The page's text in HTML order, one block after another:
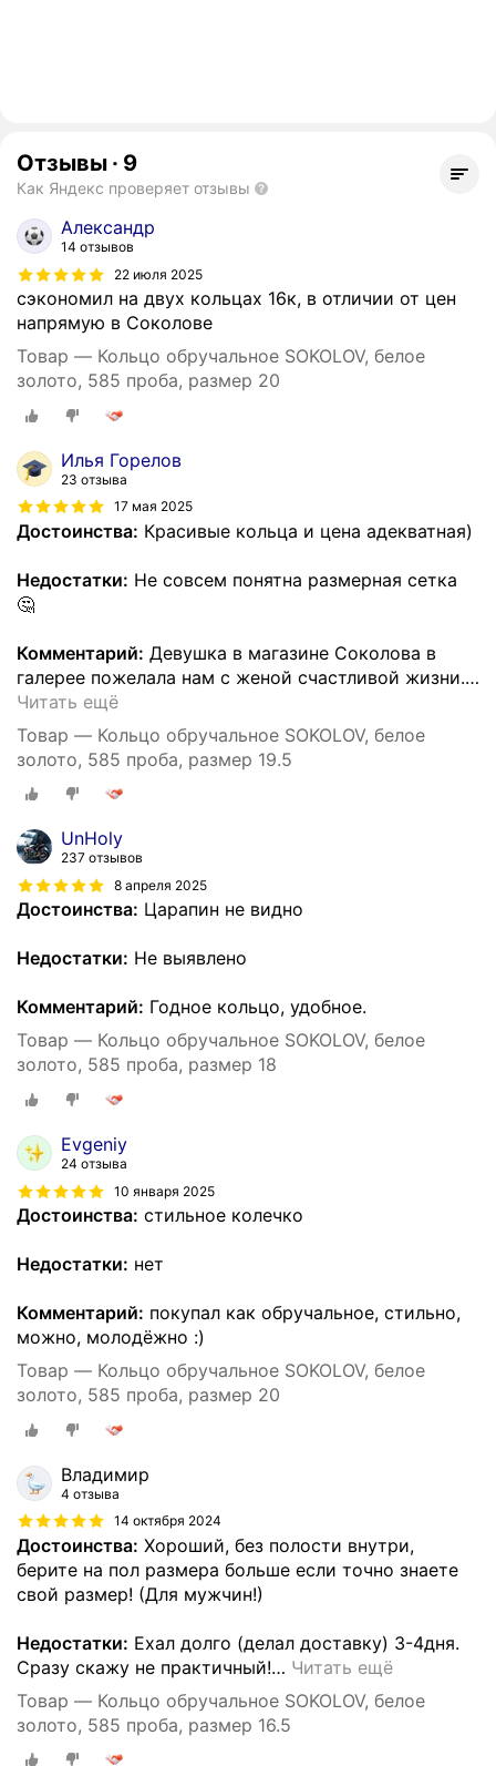
Отзывы · 9
Как Яндекс проверяет отзывы
Александр
14 отзывов
22 июля 2025
сэкономил на двух кольцах 16к, в отличии от цен
напрямую в Соколове
Товар — Кольцо обручальное SOKOLOV, белое
золото, 585 проба, размер 20
Илья Горелов
23 отзыва
17 мая 2025
Достоинства: Красивые кольца и цена адекватная)
Недостатки: Не совсем понятна размерная сетка
🤔
Комментарий: Девушка в магазине Соколова в
галерее пожелала нам с женой счастливой жизни.…
Читать ещё
Товар — Кольцо обручальное SOKOLOV, белое
золото, 585 проба, размер 19.5
UnHoly
237 отзывов
8 апреля 2025
Достоинства: Царапин не видно
Недостатки: Не выявлено
Комментарий: Годное кольцо, удобное.
Товар — Кольцо обручальное SOKOLOV, белое
золото, 585 проба, размер 18
Evgeniy
24 отзыва
10 января 2025
Достоинства: стильное колечко
Недостатки: нет
Комментарий: покупал как обручальное, стильно,
можно, молодëжно :)
Товар — Кольцо обручальное SOKOLOV, белое
золото, 585 проба, размер 20
Владимир
4 отзыва
14 октября 2024
Достоинства: Хороший, без полости внутри,
берите на пол размера больше если точно знаете
свой размер! (Для мужчин!)
Недостатки: Ехал долго (делал доставку) 3-4дня.
Сразу скажу не практичный!… Читать ещё
Товар — Кольцо обручальное SOKOLOV, белое
золото, 585 проба, размер 16.5